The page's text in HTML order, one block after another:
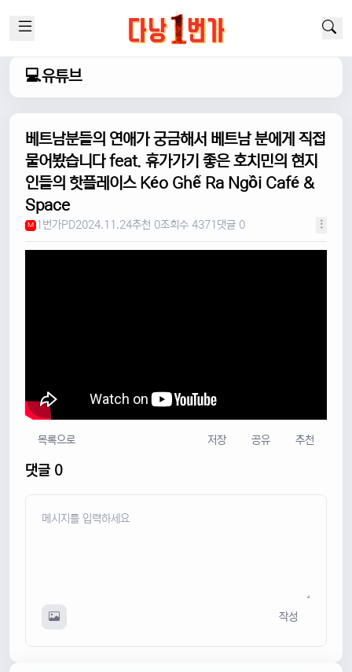
💻유튜브
베트남분들의 연애가 궁금해서 베트남 분에게 직접
물어봤습니다 feat. 휴가가기 좋은 호치민의 현지
인들의 핫플레이스 Kéo Ghế Ra Ngồi Café &
Space
M 1번가PD2024.11.24추천 0조회수 4371 댓글 0
목록으로 저장 공유 추천
댓글 0
작성